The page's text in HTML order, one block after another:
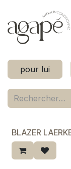
pour lui
BLAZER